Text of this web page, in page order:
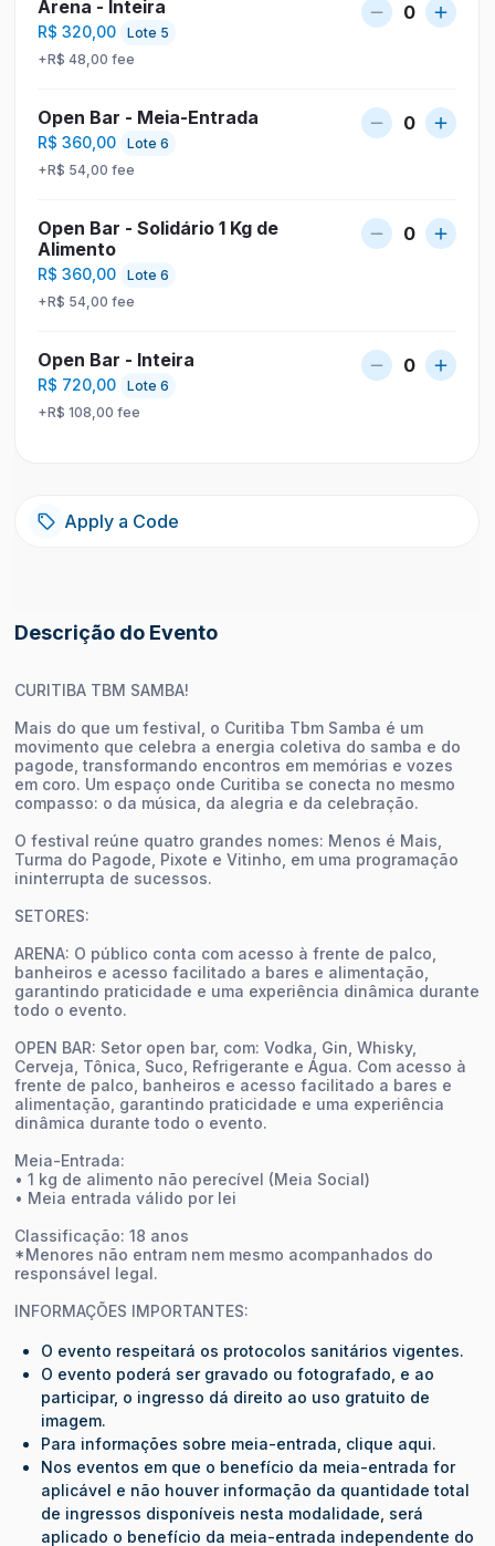
Descrição do Evento
CURITIBA TBM SAMBA!
Mais do que um festival, o Curitiba Tbm Samba é um
movimento que celebra a energia coletiva do samba e do
pagode, transformando encontros em memórias e vozes
em coro. Um espaço onde Curitiba se conecta no mesmo
compasso: o da música, da alegria e da celebração.
O festival reúne quatro grandes nomes: Menos é Mais,
Turma do Pagode, Pixote e Vitinho, em uma programação
ininterrupta de sucessos.
SETORES:
ARENA: O público conta com acesso à frente de palco,
banheiros e acesso facilitado a bares e alimentação,
garantindo praticidade e uma experiência dinâmica durante
todo o evento.
OPEN BAR: Setor open bar, com: Vodka, Gin, Whisky,
Cerveja, Tônica, Suco, Refrigerante e Água. Com acesso à
frente de palco, banheiros e acesso facilitado a bares e
alimentação, garantindo praticidade e uma experiência
dinâmica durante todo o evento.
Meia-Entrada:
•⁠ ⁠1 kg de alimento não perecível (Meia Social)
•⁠ Meia entrada válido por lei
Classificação: 18 anos
*Menores não entram nem mesmo acompanhados do
responsável legal.
INFORMAÇÕES IMPORTANTES:
O evento respeitará os protocolos sanitários vigentes.
O evento poderá ser gravado ou fotografado, e ao
participar, o ingresso dá direito ao uso gratuito de
imagem.
Para informações sobre meia-entrada, clique aqui.
Nos eventos em que o benefício da meia-entrada for
aplicável e não houver informação da quantidade total
de ingressos disponíveis nesta modalidade, será
aplicado o benefício da meia-entrada independente do